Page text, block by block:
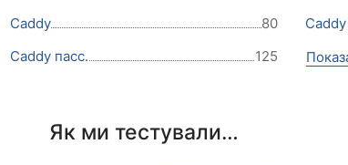
Caddy 80 Caddy
Caddy пасс. 125
Як ми тестували…